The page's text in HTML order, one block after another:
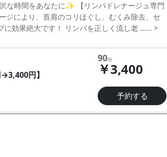
な時間をあなたに✨ 【リンパドレナージュ専門
ジにより、首肩のコリほぐし、むくみ除去、セ
に効果絶大です！ リンパを正しく流し老 …… >
円】
90分
￥3,400
予約する